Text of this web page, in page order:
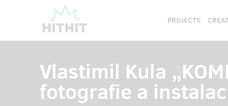
PROJECTS
Vlastimil Kula
fotografie a